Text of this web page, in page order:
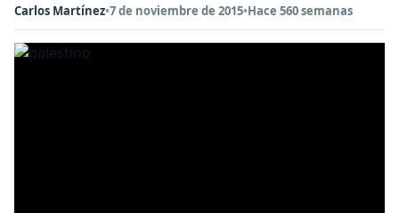
Carlos Martínez•7 de noviembre de 2015•Hace 560 semanas